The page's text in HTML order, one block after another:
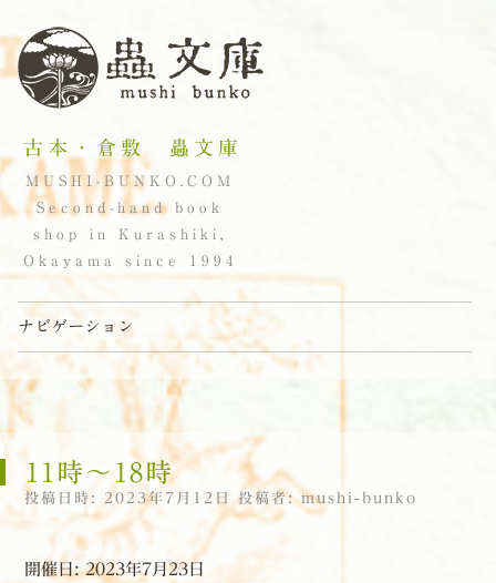
古本・倉敷 蟲文庫
MUSHI-BUNKO.COM
Second-hand book
shop in Kurashiki,
Okayama since 1994
ナビゲーション
コンテンツへスキップ
11時〜18時
投稿日時: 2023年7月12日 投稿者:mushi-bunko
開催日: 2023年7月23日